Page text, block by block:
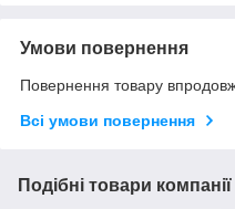
Умови повернення
Повернення товару
Всі умови повернення
Подібні товари компанії